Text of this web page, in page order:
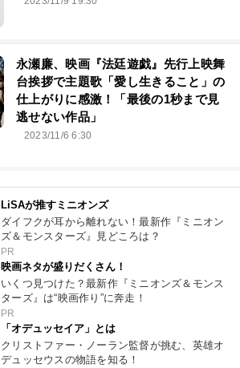
永瀬廉、映画『法廷遊戯』先行上映舞
台挨拶で主題歌「愛し生きること」の
仕上がりに感激！「最後の1秒まで見
逃せない作品」
2023/11/6 6:30
LiSAが推すミニオンズ
ダイフクが耳から離れない！最新作『ミニオン
ズ＆モンスターズ』見どころは？
PR
映画ネタが盛りだくさん！
いくつ見つけた？最新作『ミニオンズ＆モンス
ターズ』は“映画作り”に奔走！
PR
「オデュッセイア」とは
クリストファー・ノーラン監督が挑む、英雄オ
デュッセウスの物語を知る！